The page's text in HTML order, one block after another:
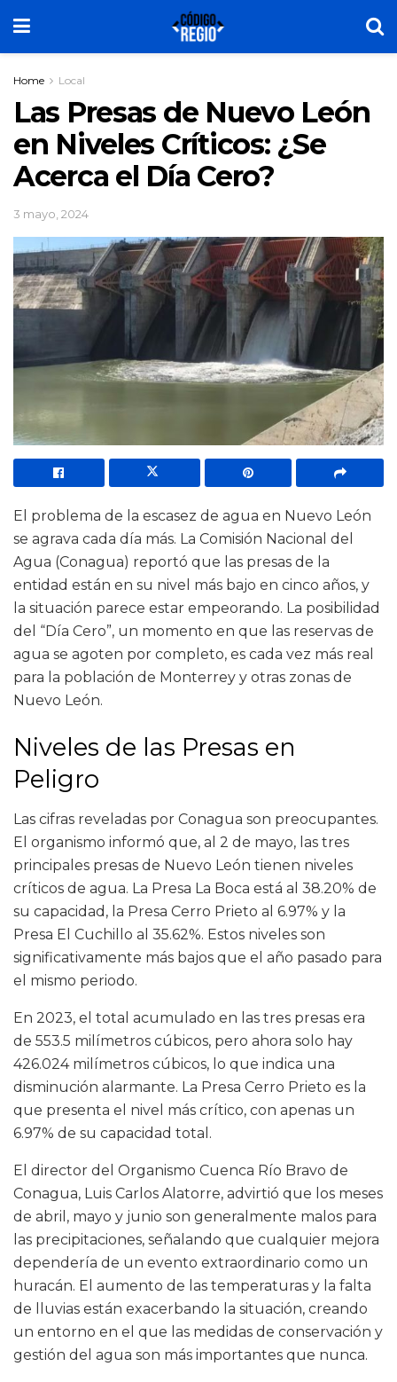
Home Local
Las Presas de Nuevo León
en Niveles Críticos: ¿Se
Acerca el Día Cero?
3 mayo, 2024
El problema de la escasez de agua en Nuevo León
se agrava cada día más. La Comisión Nacional del
Agua (Conagua) reportó que las presas de la
entidad están en su nivel más bajo en cinco años, y
la situación parece estar empeorando. La posibilidad
del “Día Cero”, un momento en que las reservas de
agua se agoten por completo, es cada vez más real
para la población de Monterrey y otras zonas de
Nuevo León.
Niveles de las Presas en
Peligro
Las cifras reveladas por Conagua son preocupantes.
El organismo informó que, al 2 de mayo, las tres
principales presas de Nuevo León tienen niveles
críticos de agua. La Presa La Boca está al 38.20% de
su capacidad, la Presa Cerro Prieto al 6.97% y la
Presa El Cuchillo al 35.62%. Estos niveles son
significativamente más bajos que el año pasado para
el mismo periodo.
En 2023, el total acumulado en las tres presas era
de 553.5 milímetros cúbicos, pero ahora solo hay
426.024 milímetros cúbicos, lo que indica una
disminución alarmante. La Presa Cerro Prieto es la
que presenta el nivel más crítico, con apenas un
6.97% de su capacidad total.
El director del Organismo Cuenca Río Bravo de
Conagua, Luis Carlos Alatorre, advirtió que los meses
de abril, mayo y junio son generalmente malos para
las precipitaciones, señalando que cualquier mejora
dependería de un evento extraordinario como un
huracán. El aumento de las temperaturas y la falta
de lluvias están exacerbando la situación, creando
un entorno en el que las medidas de conservación y
gestión del agua son más importantes que nunca.